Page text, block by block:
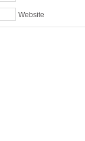
Website